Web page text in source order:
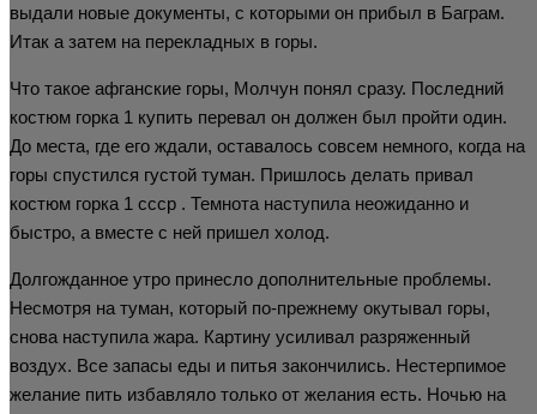
выдали новые документы, с которыми он прибыл в Баграм.
Итак а затем на перекладных в горы.
Что такое афганские горы, Молчун понял сразу. Последний
костюм горка 1 купить перевал он должен был пройти один.
До места, где его ждали, оставалось совсем немного, когда на
горы спустился густой туман. Пришлось делать привал
костюм горка 1 ссср . Темнота наступила неожиданно и
быстро, а вместе с ней пришел холод.
Долгожданное утро принесло дополнительные проблемы.
Несмотря на туман, который по-прежнему окутывал горы,
снова наступила жара. Картину усиливал разряженный
воздух. Все запасы еды и питья закончились. Нестерпимое
желание пить избавляло только от желания есть. Ночью на